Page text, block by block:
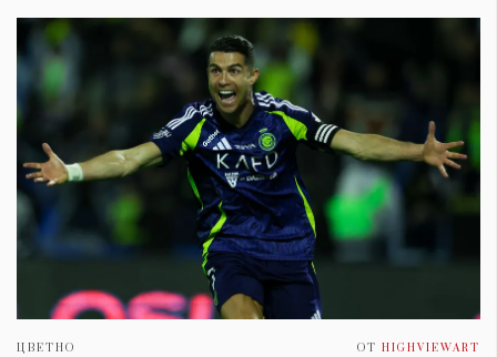
ЦВЕТНО ОТ HIGHVIEWART